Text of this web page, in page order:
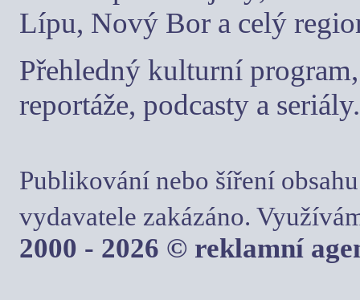
Lípu, Nový Bor a celý
Přehledný kulturní
reportáže, podcasty a seriály.
Publikování nebo šíření
vydavatele zakázáno.
2000 - 2026 © reklamní